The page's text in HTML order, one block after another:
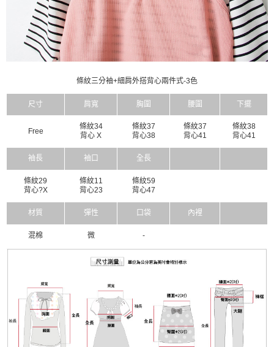
條紋三分袖+細肩外搭背心兩件式-3色
尺寸 肩寬 胸圍 腰圍 下擺
Free
條紋34
背心 X
條紋37
背心38
條紋37
背心41
條紋38
背心41
袖長 袖口 全長
條紋29
背心?X
條紋11
背心23
條紋59
背心47
材質 彈性 口袋 內裡
混棉 微 -